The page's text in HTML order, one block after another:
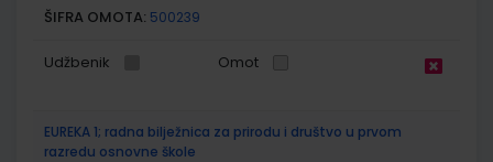
ŠIFRA OMOTA: 500239
Udžbenik Omot
EUREKA 1; radna bilježnica za prirodu i društvo u prvom
razredu osnovne škole